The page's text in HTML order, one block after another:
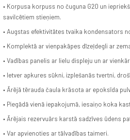
• Korpusa korpuss no čuguna G20 un
savilcētiem stieņiem.
• Augstas efektivitātes tvaika kondensators
• Komplektā ar vienpakāpes dīzeļdegli ar
• Vadības panelis ar lielu displeju un ar
• Ietver apkures sūkni, izplešanās tvertni,
• Ārējā tērauda čaula krāsota ar epoksīda
• Piegādā vienā iepakojumā, iesaiņo koka
• Ārējais rezervuārs karstā sadzīves ūdens
• Var apvienoties ar tālvadības taimeri.